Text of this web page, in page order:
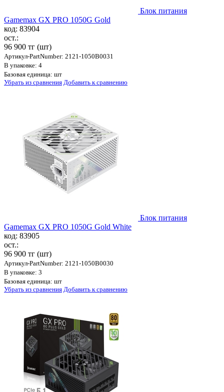
Блок питания
Gamemax GX PRO 1050G Gold
код: 83904
ост.:
96 900 тг (шт)
Артикул-PartNumber: 2121-1050B0031
В упаковке: 4
Базовая единица: шт
Убрать из сравнения Добавить к сравнению
Блок питания
Gamemax GX PRO 1050G Gold White
код: 83905
ост.:
96 900 тг (шт)
Артикул-PartNumber: 2121-1050B0030
В упаковке: 3
Базовая единица: шт
Убрать из сравнения Добавить к сравнению